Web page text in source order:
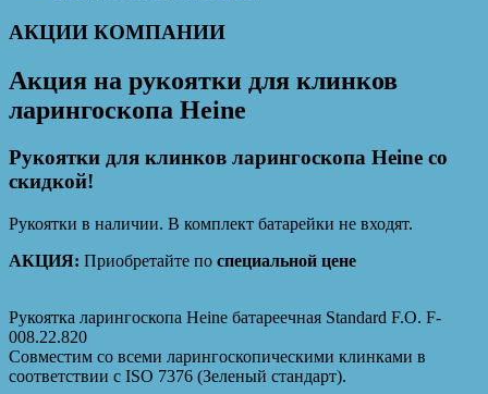
АКЦИИ КОМПАНИИ
Акция на рукоятки для клинков
ларингоскопа Heine
Рукоятки для клинков ларингоскопа Heine со
скидкой!
Рукоятки в наличии. В комплект батарейки не входят.
АКЦИЯ: Приобретайте по специальной цене
Рукоятка ларингоскопа Heine батареечная Standard F.O. F-
008.22.820
Совместим со всеми ларингоскопическими клинками в
соответствии с ISO 7376 (Зеленый стандарт).